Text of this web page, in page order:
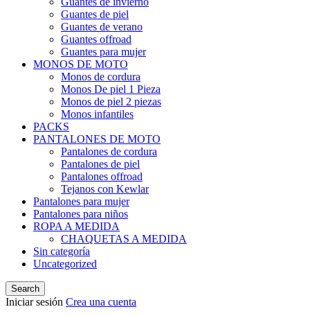
Guantes de piel
Guantes de verano
Guantes offroad
Guantes para mujer
MONOS DE MOTO
Monos de cordura
Monos De piel 1 Pieza
Monos de piel 2 piezas
Monos infantiles
PACKS
PANTALONES DE MOTO
Pantalones de cordura
Pantalones de piel
Pantalones offroad
Tejanos con Kewlar
Pantalones para mujer
Pantalones para niños
ROPA A MEDIDA
CHAQUETAS A MEDIDA
Sin categoría
Uncategorized
Search
Iniciar sesión Crea una cuenta